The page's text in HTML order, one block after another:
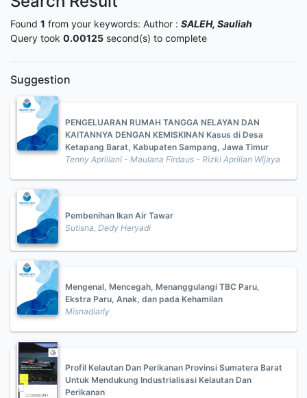
Found 1 from your keywords: Author : SALEH, Sauliah
Query took 0.00125 second(s) to complete
Suggestion
PENGELUARAN RUMAH TANGGA NELAYAN DAN
KAITANNYA DENGAN KEMISKINAN Kasus di Desa
Ketapang Barat, Kabupaten Sampang, Jawa Timur
Tenny Apriliani - Maulana Firdaus - Rizki Aprilian Wijaya
Pembenihan Ikan Air Tawar
Sutisna, Dedy Heryadi
Mengenal, Mencegah, Menanggulangi TBC Paru,
Ekstra Paru, Anak, dan pada Kehamilan
Misnadiarly
Profil Kelautan Dan Perikanan Provinsi Sumatera Barat
Untuk Mendukung Industrialisasi Kelautan Dan
Perikanan